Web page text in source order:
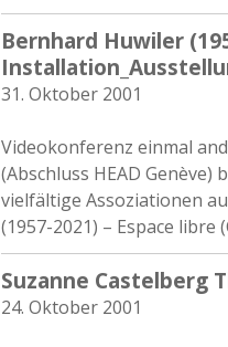
Bernhard Huwiler
31. Oktober 2001
Videokonferenz einmal
(Abschluss HEAD Genève)
vielfältige Assoziationen
(1957-2021) – Espace libre
Suzanne Castelberg
24. Oktober 2001